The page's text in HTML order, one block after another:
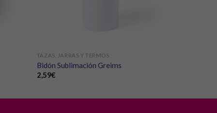
TAZAS, JARRAS Y TERMOS
Bidón Sublimación Greims
2,59€